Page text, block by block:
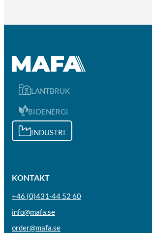
LANTBRUK
BIOENERGI
INDUSTRI
KONTAKT
+46 (0)431-44 52 60
info@mafa.se
order@mafa.se